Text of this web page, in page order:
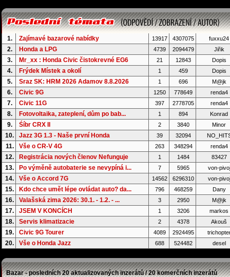
1. Zajímavé bazarové nabídky 13917 4307075 fuxxu24
2. Honda a LPG 4739 2094479 Jiřik
3. Mr_xx : Honda Civic čistokrevné EG6 21 12843 Dopis
4. Frýdek Místek a okolí 1 459 Dopis
5. Sraz SK: HRM 2026 Adamov 8.8.2026 1 696 M@jk
6. Civic 9G 1250 778649 renda4
7. Civic 11G 397 2778705 renda4
8. Fotovoltaika, zateplení, dům po bab... 1 894 Konrad
9. Śíbr CRX II 2 3840 Minor
10. Jazz 3G 1.3 - Naše první Honda 39 32094
11. Vše o CR-V 4G 263 348294 renda4
12. Registrácia nových členov Nefunguje 1 1484 83427
13. Po výměně autobaterie se nevypíná i... 7 5965 von-pivoj
14. Vše o Accord 7G 14562 6296310 von-pivoj
15. Kdo chce umět lépe ovládat auto? da... 796 468259 Dany
16. Valašská zima 2026: 30.1. - 1.2. - ... 3 2950 M@jk
17. JSEM V KONCÍCH 1 3206 markos
18. Servis klimatizacie 2 4378 Akouš
19. Civic 9G Tourer 4089 2924495
20. Vše o Honda Jazz 688 524482 desel
Bazar - posledních 20 aktualizovaných inzerátů / 20 komerčních inzerátů